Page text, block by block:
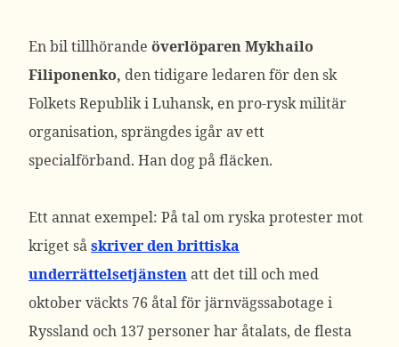
En bil tillhörande överlöparen Mykhailo
Filiponenko, den tidigare ledaren för den sk
Folkets Republik i Luhansk, en pro-rysk militär
organisation, sprängdes igår av ett
specialförband. Han dog på fläcken.
Ett annat exempel: På tal om ryska protester mot
kriget såskriver den brittiska
underrättelsetjänstenatt det till och med
oktober väckts 76 åtal för järnvägssabotage i
Ryssland och 137 personer har åtalats, de flesta